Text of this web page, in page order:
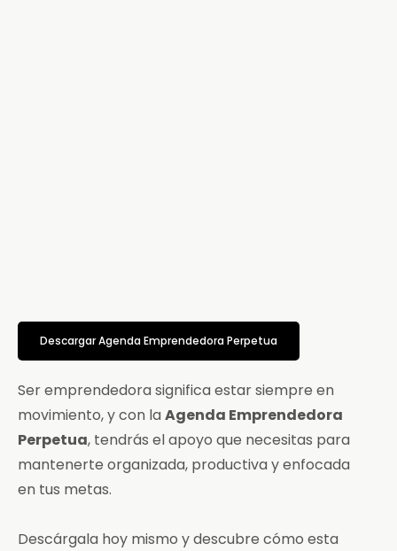
Descargar Agenda Emprendedora Perpetua
Ser emprendedora significa estar siempre en
movimiento, y con la Agenda Emprendedora
Perpetua, tendrás el apoyo que necesitas para
mantenerte organizada, productiva y enfocada
en tus metas.
Descárgala hoy mismo y descubre cómo esta